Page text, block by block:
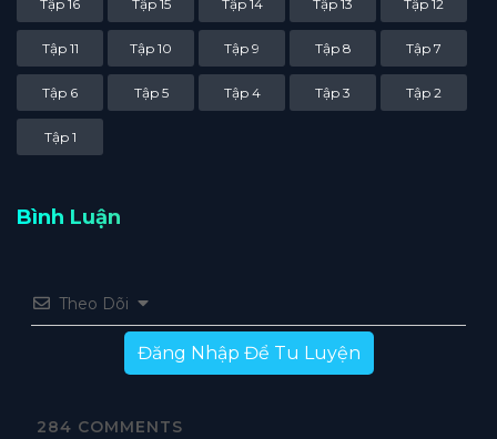
Tập 16 Tập 15 Tập 14 Tập 13 Tập 12
Tập 11 Tập 10 Tập 9 Tập 8 Tập 7
Tập 6 Tập 5 Tập 4 Tập 3 Tập 2
Tập 1
Bình Luận
Theo Dõi
Đăng Nhập Để Tu Luyện
284 COMMENTS